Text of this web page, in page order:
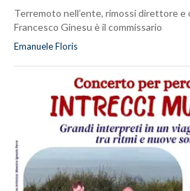
Terremoto nell’ente, rimossi direttore e
Francesco Ginesu è il commissario
Emanuele Floris